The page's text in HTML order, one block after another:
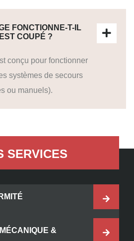
FONCTIONNE-T-IL
COUPÉ ?
conçu pour fonctionner
systèmes de secours
ou manuels).
SERVICES
&